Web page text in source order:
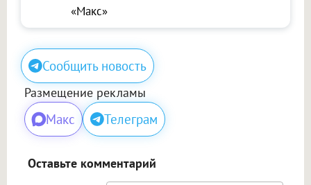
«Макс»
Сообщить новость
Размещение рекламы
Макс Телеграм
Оставьте комментарий